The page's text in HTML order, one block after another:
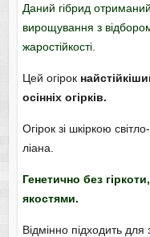
Даний гібрид
вирощування з
жаростійкості.
Цей огірок
осінніх огірків.
Огірок зі шкіркою
ліана.
Генетично без
якостями.
Відмінно підходить